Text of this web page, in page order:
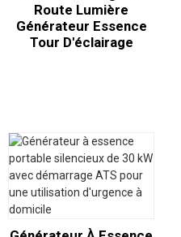
Route Lumière
Générateur Essence
Tour D'éclairage